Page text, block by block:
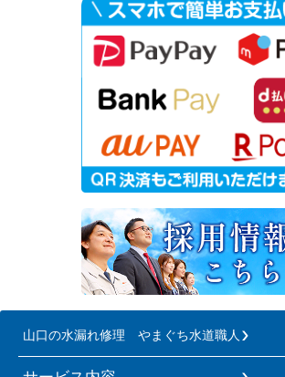
山口の水漏れ修理 やまぐち水道職人